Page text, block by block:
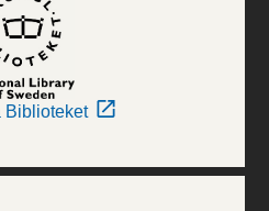
Biblioteket